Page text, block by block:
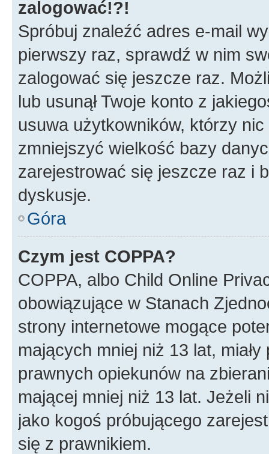
zalogować!?!
Spróbuj znaleźć adres e-mail
pierwszy raz, sprawdź w nim
zalogować się jeszcze raz.
lub usunął Twoje konto z
usuwa użytkowników, którzy
zmniejszyć wielkość bazy
zarejestrować się jeszcze raz i
dyskusje.
Góra
Czym jest COPPA?
COPPA, albo Child Online
obowiązujące w Stanach
strony internetowe mogące
mających mniej niż 13 lat,
prawnych opiekunów na
mającej mniej niż 13 lat. Jeżeli
jako kogoś próbującego
się z prawnikiem.